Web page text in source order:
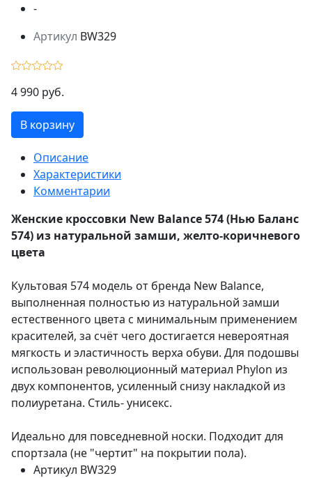
-
Артикул BW329
4 990 руб.
В корзину
Описание
Характеристики
Комментарии
Женские кроссовки New Balance 574 (Нью Баланс
574) из натуральной замши, желто-коричневого
цвета
Культовая 574 модель от бренда New Balance,
выполненная полностью из натуральной замши
естественного цвета с минимальным применением
красителей, за счёт чего достигается невероятная
мягкость и эластичность верха обуви. Для подошвы
использован революционный материал Phylon из
двух компонентов, усиленный снизу накладкой из
полиуретана. Стиль- унисекс.
Идеально для повседневной носки. Подходит для
спортзала (не "чертит" на покрытии пола).
Артикул BW329